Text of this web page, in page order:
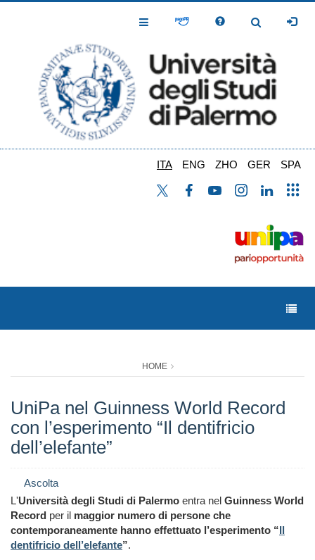
Toggle
Toggle
ITA ENG ZHO GER SPA
HOME
UniPa nel Guinness World Record
con l’esperimento “Il dentifricio
dell’elefante”
Ascolta
L'Università degli Studi di Palermo entra nel Guinness World
Record per il maggior numero di persone che
contemporaneamente hanno effettuato l’esperimento “Il
dentifricio dell’elefante”.